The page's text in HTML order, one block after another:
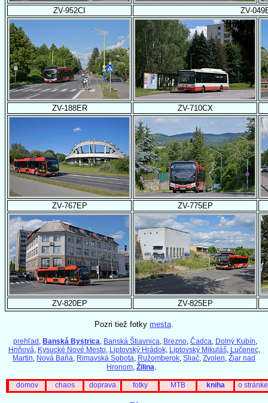
ZV-952CI ZV-
ZV-188ER ZV-710CX
ZV-767EP ZV-775EP
ZV-820EP ZV-825EP
Pozri tiež fotky mesta
prehľad , Banská Bystrica, Banská Štiavnica, Brezno, Čadca, Dolný Kubín,
Hriňová, Kysucké Nové Mesto, Liptovský Hrádok, Liptovský Mikuláš, Lučenec,
Martin, Nová Baňa, Rimavská Sobota, Ružomberok, Sliač, Zvolen, Žiar nad
Hronom, Žilina.
domov chaos doprava fotky MTB kniha o stránke